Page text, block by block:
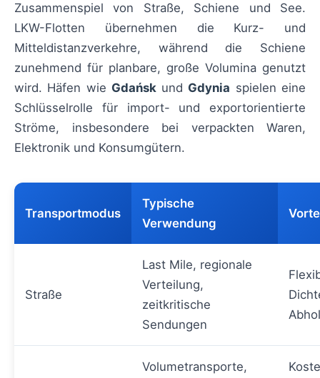
Zusammenspiel von Straße, Schiene und See.
LKW-Flotten übernehmen die Kurz- und
Mitteldistanzverkehre, während die Schiene
zunehmend für planbare, große Volumina genutzt
wird. Häfen wie Gdańskund Gdynia spielen eine
Schlüsselrolle für import- und exportorientierte
Ströme, insbesondere bei verpackten Waren,
Elektronik und Konsumgütern.
Transportmodus
Typische
Verwendung
Straße
Last Mile, regionale
Verteilung,
zeitkritische
Sendungen
Volumetransporte,